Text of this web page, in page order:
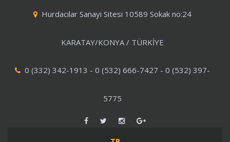
Hurdacılar Sanayi Sitesi 10589 Sokak no:24
KARATAY/KONYA / TÜRKİYE
0 (332) 342-1913 - 0 (532) 666-7427 - 0 (532) 397-
5775